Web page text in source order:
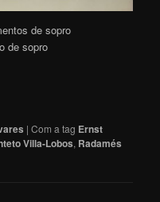
de sopro
de sopro
|Com a tag Ernst
Villa-Lobos, Radamés